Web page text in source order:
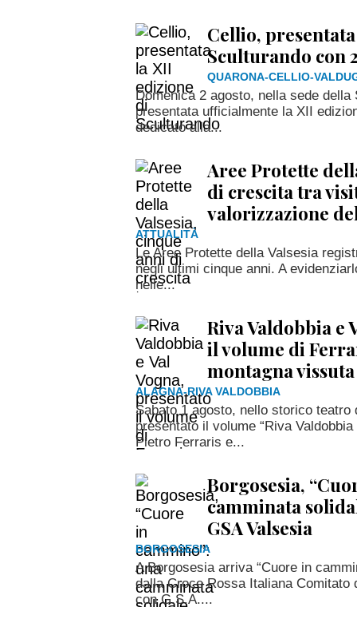
Cellio,
Sculturando con
QUARONA-CELLIO-
Domenica 2 agosto, nella sede
presentata ufficialmente la XII
dedicato alla...
Aree Protette
di crescita tra
valorizzazione
ATTUALITÀ
Le Aree Protette della Valsesia
negli ultimi cinque anni. A
nelle...
Riva Valdobbia e
il volume di
montagna vissuta
ALAGNA-RIVA VALDOBBIA
Sabato 1 agosto, nello storico teatro
presentato il volume “Riva
Pietro Ferraris e...
Borgosesia,
camminata
GSA Valsesia
BORGOSESIA
A Borgosesia arriva “Cuore in
dalla Croce Rossa Italiana Comitato
con G.S.A....